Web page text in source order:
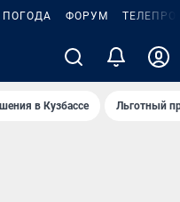
ПОГОДА ФОРУМ
в Кузбассе Льготный